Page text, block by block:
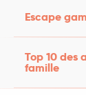
Escape
Top 10 des
famille